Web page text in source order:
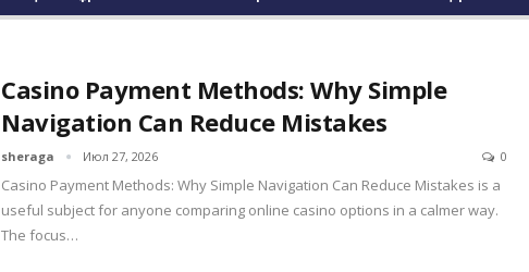
Casino Payment Methods: Why Simple
Navigation Can Reduce Mistakes
sheraga Июл 27, 2026 0
Casino Payment Methods: Why Simple Navigation Can Reduce Mistakes is a
useful subject for anyone comparing online casino options in a calmer way.
The focus…